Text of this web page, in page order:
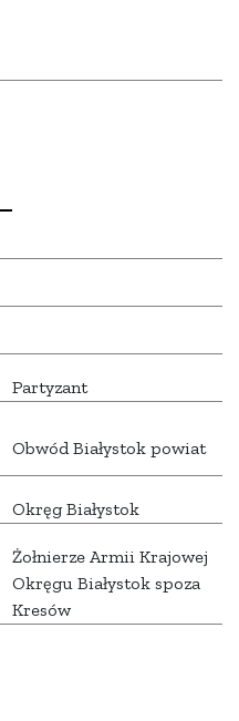
Partyzant
Obwód Białystok powiat
Okręg Białystok
Żołnierze Armii Krajowej
Okręgu Białystok spoza
Kresów